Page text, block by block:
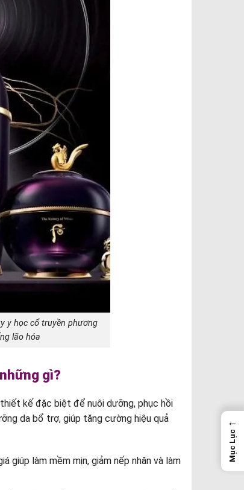
y học cổ truyền phương
lão hóa
gì?
kế đặc biệt để nuôi dưỡng, phục hồi
da bổ trợ, giúp tăng cường hiệu quả
giúp làm mềm mịn, giảm nếp nhăn và làm
←
Mục Lục